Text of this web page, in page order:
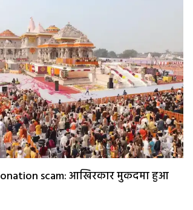
scam: आखिरकार मुकदमा हुआ